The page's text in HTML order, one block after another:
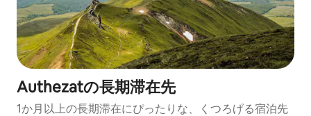
Authezatの長期滞在先
1か月以上の長期滞在にぴったりな、くつろげる宿泊先